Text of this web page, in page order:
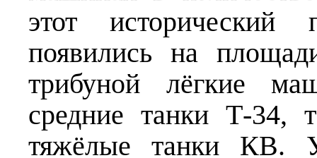
этот
появились на
трибуной лёгкие
средние танки Т-34,
тяжёлые танки КВ.